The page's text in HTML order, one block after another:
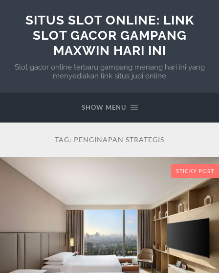
SITUS SLOT ONLINE: LINK
SLOT GACOR GAMPANG
MAXWIN HARI INI
Slot gacor online terbaru gampang menang hari ini yang
menyediakan link situs judi online
SHOW MENU
TAG: PENGINAPAN STRATEGIS
STICKY POST